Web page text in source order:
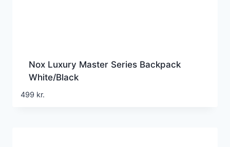
Nox Luxury Master Series Backpack
White/Black
499 kr.